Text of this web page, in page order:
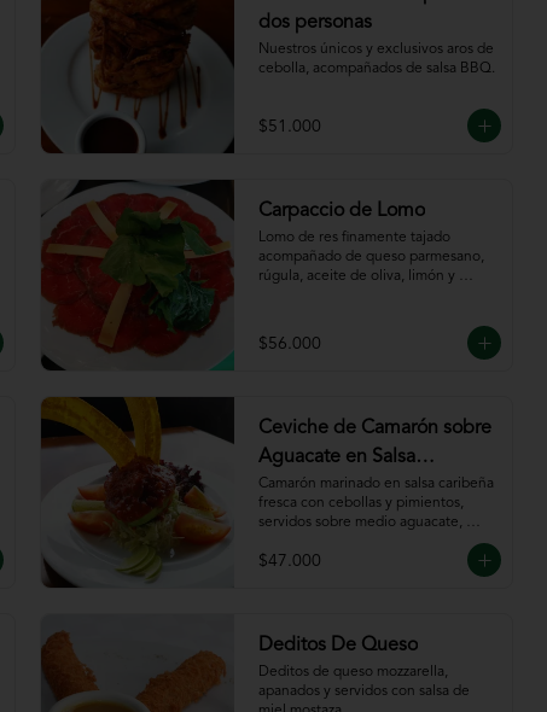
dos personas
Nuestros únicos y exclusivos aros de
cebolla, acompañados de salsa BBQ.
$51.000
Carpaccio de Lomo
Lomo de res finamente tajado
acompañado de queso parmesano,
rúgula, aceite de oliva, limón y
$56.000
Ceviche de Camarón sobre
Aguacate en Salsa
Caribeña
Camarón marinado en salsa caribeña
fresca con cebollas y pimientos,
servidos sobre medio aguacate,
acompañados de chips de plátano.
$47.000
Deditos De Queso
Deditos de queso mozzarella,
apanados y servidos con salsa de